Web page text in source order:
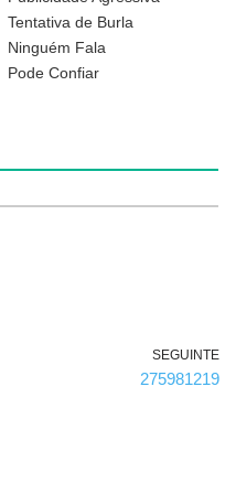
a
ó
Tentativa de Burla
Ninguém Fala
Pode Confiar
SEGUINTE
275981219